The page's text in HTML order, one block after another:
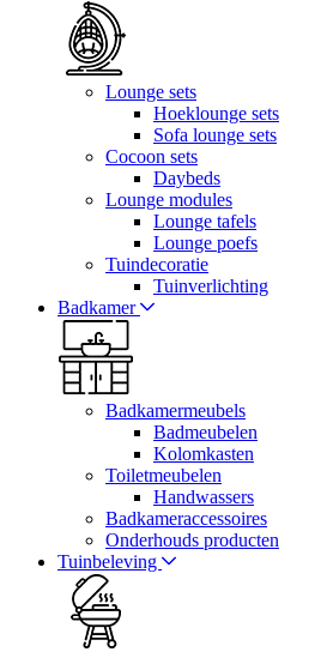
Lounge sets
Hoeklounge sets
Sofa lounge sets
Cocoon sets
Daybeds
Lounge modules
Lounge tafels
Lounge poefs
Tuindecoratie
Tuinverlichting
Badkamer
Badkamermeubels
Badmeubelen
Kolomkasten
Toiletmeubelen
Handwassers
Badkameraccessoires
Onderhouds producten
Tuinbeleving